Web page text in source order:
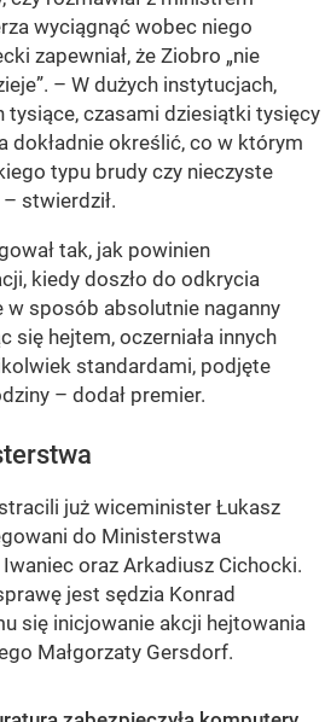
wyciągnąć wobec niego
zapewniał, że Ziobro „nie
– W dużych instytucjach,
tysiące, czasami dziesiątki tysięcy
dokładnie określić, co w którym
typu brudy czy nieczyste
stwierdził.
tak, jak powinien
kiedy doszło do odkrycia
w sposób absolutnie naganny
się hejtem, oczerniała innych
standardami, podjęte
– dodał premier.
już wiceminister Łukasz
do Ministerstwa
oraz Arkadiusz Cichocki.
jest sędzia Konrad
się inicjowanie akcji hejtowania
Małgorzaty Gersdorf.